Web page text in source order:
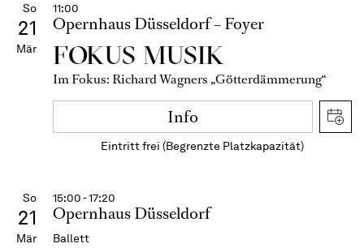
So
21
Mär
11:00
Opernhaus Düsseldorf – Foyer
FOKUS MUSIK
Im Fokus: Richard Wagners „Götterdämmerung“
Info
Eintritt frei (Begrenzte Platzkapazität)
So
21
Mär
15:00 - 17:20
Opernhaus Düsseldorf
Ballett